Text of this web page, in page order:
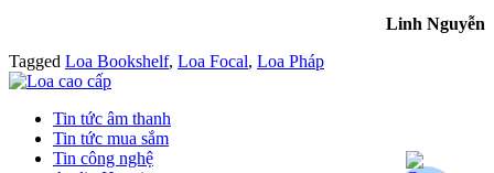
Linh Nguyễn
Tagged Loa Bookshelf, Loa Focal, Loa Pháp
Tin tức âm thanh
Tin tức mua sắm
Tin công nghệ